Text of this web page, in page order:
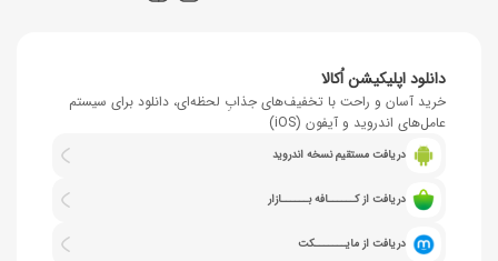
دانلود اپلیکیشن اُکالا
خرید آسان و راحت با تخفیف‌های جذابِ لحظه‌ای، دانلود برای سیستم
عامل‌های اندروید و آیفون (iOS)
دریافت مستقیم نسخه اندروید
دریافت از کــــــافه بــــــازار
دریافت از مایـــــــکت